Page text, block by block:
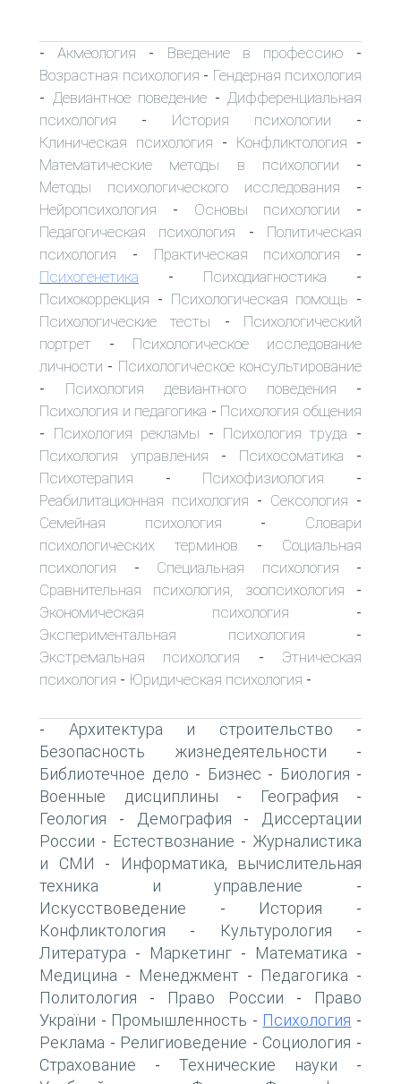
-Акмеология - Введение в профессию -
Возрастная психология - Гендерная психология
- Девиантное поведение - Дифференциальная
психология - История психологии -
Клиническая психология - Конфликтология -
Математические методы в психологии -
Методы психологического исследования -
Нейропсихология - Основы психологии -
Педагогическая психология - Политическая
психология - Практическая психология -
Психогенетика - Психодиагностика -
Психокоррекция - Психологическая помощь -
Психологические тесты - Психологический
портрет - Психологическое исследование
личности - Психологическое консультирование
- Психология девиантного поведения -
Психология и педагогика - Психология общения
- Психология рекламы - Психология труда -
Психология управления - Психосоматика -
Психотерапия - Психофизиология -
Реабилитационная психология - Сексология -
Семейная психология - Словари
психологических терминов - Социальная
психология - Специальная психология -
Сравнительная психология, зоопсихология -
Экономическая психология -
Экспериментальная психология -
Экстремальная психология - Этническая
психология - Юридическая психология -
- Архитектура и строительство -
Безопасность жизнедеятельности -
Библиотечное дело - Бизнес - Биология -
Военные дисциплины - География -
Геология - Демография -
Диссертации
России - Естествознание - Журналистика
и СМИ -
Информатика, вычислительная
техника и управление -
Искусствоведение - История -
Конфликтология - Культурология -
Литература - Маркетинг - Математика -
Медицина - Менеджмент - Педагогика -
Политология - Право России -
Право
України - Промышленность - Психология -
Реклама - Религиоведение - Социология -
Страхование - Технические науки -